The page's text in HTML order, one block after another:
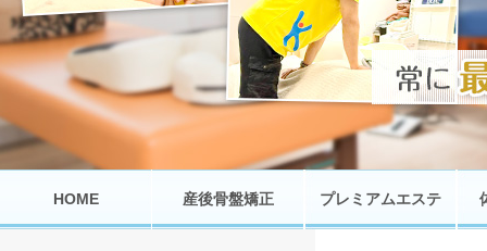
HOME 産後骨盤矯正 プレミアムエステ